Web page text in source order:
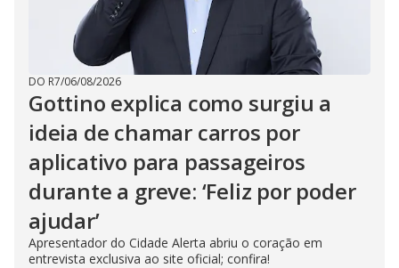
DO R7/06/08/2026
Gottino explica como surgiu a
ideia de chamar carros por
aplicativo para passageiros
durante a greve: ‘Feliz por poder
ajudar’
Apresentador do Cidade Alerta abriu o coração em
entrevista exclusiva ao site oficial; confira!